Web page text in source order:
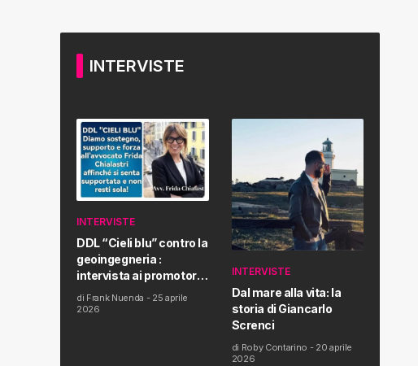
INTERVISTE
INTERVISTE
DDL “Cieli blu” contro la
geoingegneria :
intervista ai promotori
della tematica e della
Proposta di Legge
di Frank Nuenda - 25 aprile
2026
INTERVISTE
Dal mare alla vita: la
storia di Giancarlo
Screnci
di Roby Contarino - 20 aprile
2026